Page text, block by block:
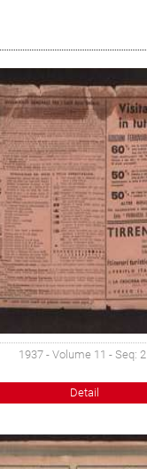
1937 - Volume 11 - Seq: 2
Detail